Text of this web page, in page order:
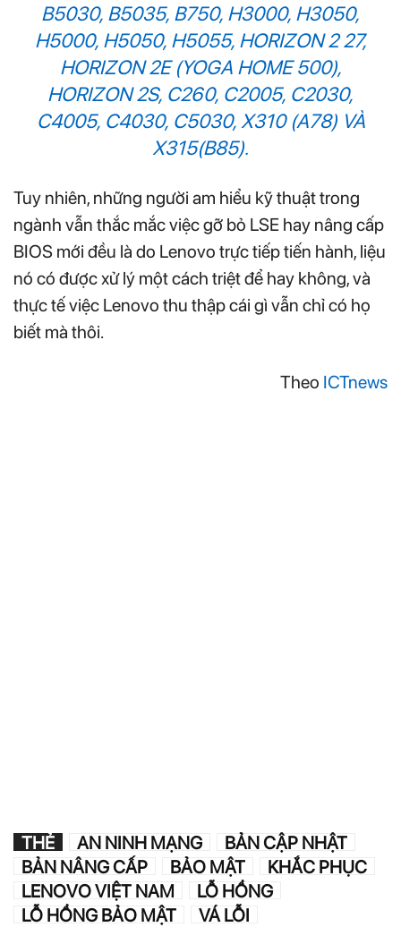
B5030, B5035, B750, H3000, H3050,
H5000, H5050, H5055, HORIZON 2 27,
HORIZON 2E (YOGA HOME 500),
HORIZON 2S, C260, C2005, C2030,
C4005, C4030, C5030, X310 (A78) VÀ
X315(B85).
Tuy nhiên, những người am hiểu kỹ thuật trong
ngành vẫn thắc mắc việc gỡ bỏ LSE hay nâng cấp
BIOS mới đều là do Lenovo trực tiếp tiến hành, liệu
nó có được xử lý một cách triệt để hay không, và
thực tế việc Lenovo thu thập cái gì vẫn chỉ có họ
biết mà thôi.
Theo ICTnews
THẺ AN NINH MẠNG
BẢN CẬP NHẬT
BẢN NÂNG CẤP
BẢO MẬT
KHẮC PHỤC
LENOVO VIỆT NAM
LỖ HỔNG
LỖ HỔNG BẢO MẬT
VÁ LỖI